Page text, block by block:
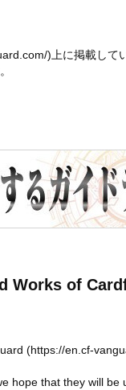
)上に掲載し
Works of
(https://en.cf-
hope that they will